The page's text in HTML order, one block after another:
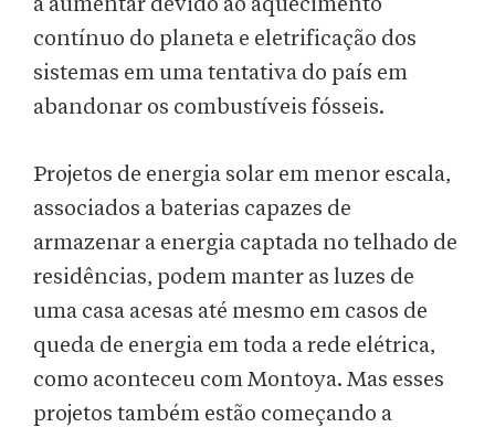
a aumentar devido ao aquecimento
contínuo do planeta e eletrificação dos
sistemas em uma tentativa do país em
abandonar os combustíveis fósseis.
Projetos de energia solar em menor escala,
associados a baterias capazes de
armazenar a energia captada no telhado de
residências, podem manter as luzes de
uma casa acesas até mesmo em casos de
queda de energia em toda a rede elétrica,
como aconteceu com Montoya. Mas esses
projetos também estão começando a